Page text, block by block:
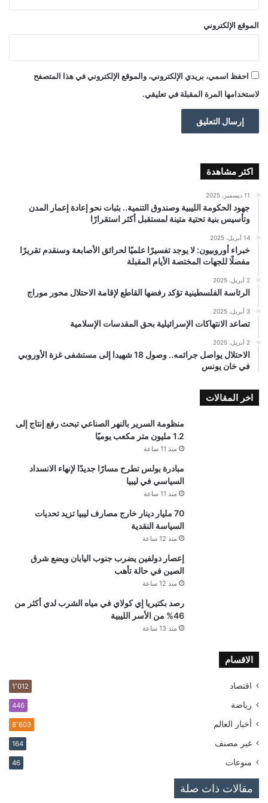
الموقع الإلكتروني
احفظ اسمي، بريدي الإلكتروني، والموقع الإلكتروني في هذا المتصفح
لاستخدامها المرة المقبلة في تعليقي.
اكثر مشاهدة
11 ديسمبر، 2025
جهود الحكومة الليبية وصندوق التنمية.. بثبات نحو إعادة إعمار المدن
وتأسيس بنية تحتية متينة لمستقبل أكثر استقرارًا
14 أبريل، 2025
خبراء أوروبيون: لا يوجد تفسيرًا علميًا لحرائق الأصابعة وسنقدم تقريرًا
مفصلًا للجهات المختصة الأيام المقبلة
2 أبريل، 2025
الرئاسة الفلسطينية تؤكد رفضها القاطع لإقامة الاحتلال محور موراج
3 أبريل، 2025
تصاعد الانتهاكات الإسرائيلية بحق المقدسات الإسلامية
2 أبريل، 2025
الاحتلال يواصل جرائمه.. وصول 18 شهيدا إلى مستشفى غزة الأوروبي
في خان يونس
اخر المقالات
منظومة السرير بالنهر الصناعي تبحث رفع إنتاج إلى
1.2 مليون متر مكعب يوميًا
منذ 11 ساعة
مبادرة بولس تطرح مسارًا جديدًا لإنهاء الانسداد
السياسي في ليبيا
منذ 11 ساعة
70 مليار دينار خارج مصارف ليبيا تزيد تحديات
السياسة النقدية
منذ 12 ساعة
إعصار دولفين يضرب جنوب اليابان ويضع شرق
الصين في حالة تأهب
منذ 12 ساعة
رصد بكتيريا إي كولاي في مياه الشرب لدي أكثر من
46% من الأسر الليبية
منذ 13 ساعة
الاقسام
اقتصاد 1٬012
رياضة 446
أخبار العالم 8٬603
غير مصنف 164
منوعات 46
مقالات ذات صلة